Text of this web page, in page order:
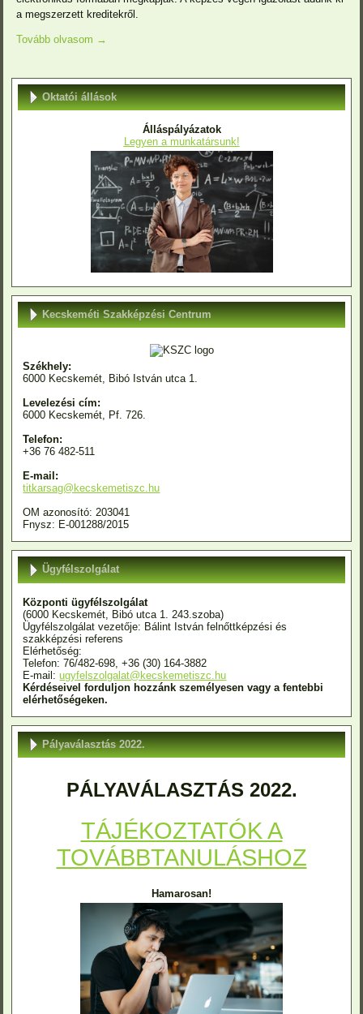
a megszerzett kreditekről.
Tovább olvasom →
Oktatói állások
Álláspályázatok
Legyen a munkatársunk!
Kecskeméti Szakképzési Centrum
Székhely:
6000 Kecskemét, Bibó István utca 1.
Levelezési cím:
6000 Kecskemét, Pf. 726.
Telefon:
+36 76 482-511
E-mail:
titkarsag@kecskemetiszc.hu
OM azonosító: 203041
Fnysz: E-001288/2015
Ügyfélszolgálat
Központi ügyfélszolgálat
(6000 Kecskemét, Bibó utca 1. 243.szoba)
Ügyfélszolgálat vezetője: Bálint István felnőttképzési és
szakképzési referens
Elérhetőség:
Telefon: 76/482-698, +36 (30) 164-3882
E-mail:ugyfelszolgalat@kecskemetiszc.hu
Kérdéseivel forduljon hozzánk személyesen vagy a fentebbi
elérhetőségeken.
Pályaválasztás 2022.
PÁLYAVÁLASZTÁS 2022.
TÁJÉKOZTATÓK A
TOVÁBBTANULÁSHOZ
Hamarosan!